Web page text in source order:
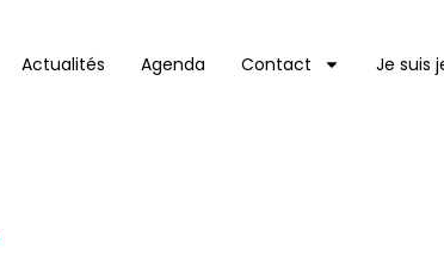
Actualités Agenda Contact Je suis